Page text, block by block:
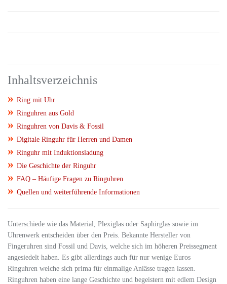
Inhaltsverzeichnis
» Ring mit Uhr
» Ringuhren aus Gold
» Ringuhren von Davis & Fossil
» Digitale Ringuhr für Herren und Damen
» Ringuhr mit Induktionsladung
» Die Geschichte der Ringuhr
» FAQ – Häufige Fragen zu Ringuhren
» Quellen und weiterführende Informationen
Unterschiede wie das Material, Plexiglas oder Saphirglas sowie im
Uhrenwerk entscheiden über den Preis. Bekannte Hersteller von
Fingeruhren sind Fossil und Davis, welche sich im höheren Preissegment
angesiedelt haben. Es gibt allerdings auch für nur wenige Euros
Ringuhren welche sich prima für einmalige Anlässe tragen lassen.
Ringuhren haben eine lange Geschichte und begeistern mit edlem Design